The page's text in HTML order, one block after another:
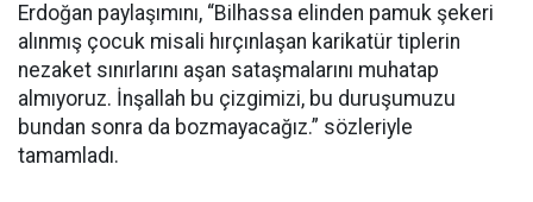
Erdoğan paylaşımını, “Bilhassa elinden pamuk şekeri
alınmış çocuk misali hırçınlaşan karikatür tiplerin
nezaket sınırlarını aşan sataşmalarını muhatap
almıyoruz. İnşallah bu çizgimizi, bu duruşumuzu
bundan sonra da bozmayacağız.” sözleriyle
tamamladı.